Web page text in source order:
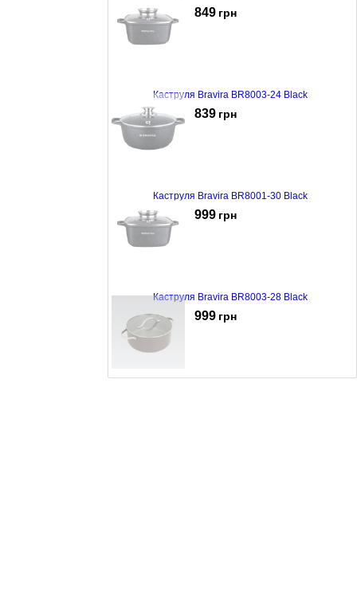
849 грн
Каструля Bravira BR8003-24 Black
839 грн
Каструля Bravira BR8001-30 Black
999 грн
Каструля Bravira BR8003-28 Black
999 грн